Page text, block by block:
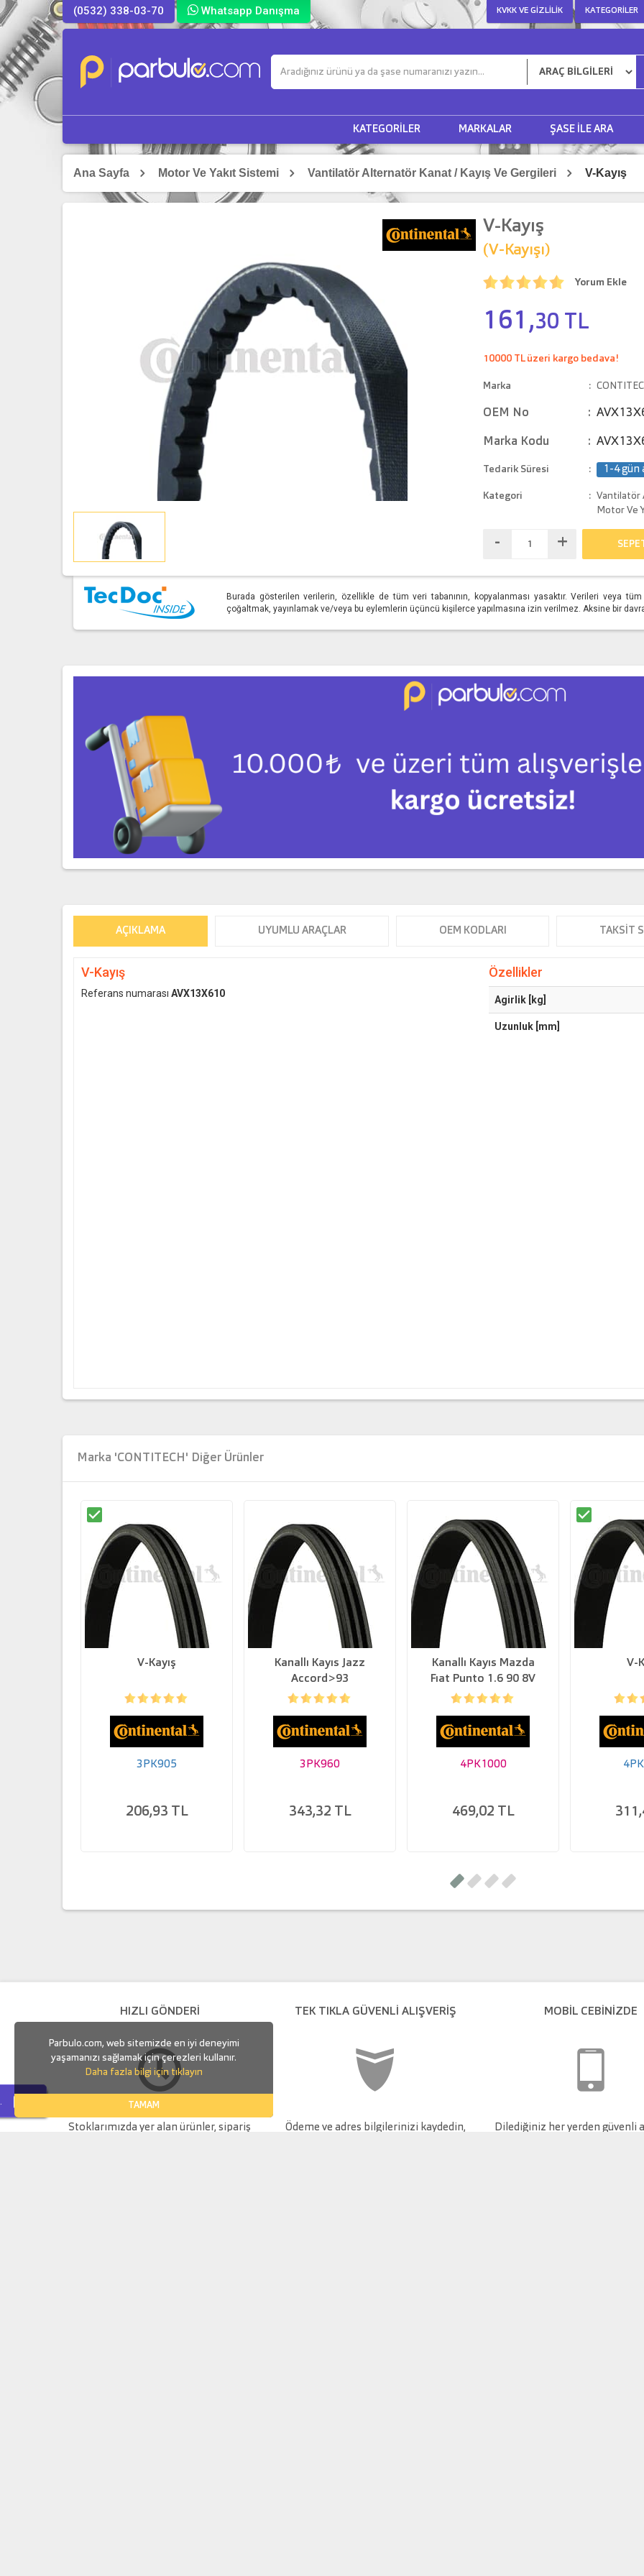
(0532) 338-03-70 Whatsapp Danışma KVKK VE GIZLILIK KATEGORILER
KATEGORILER MARKALAR ŞASE ILE ARA
Ana Sayfa Motor Ve Yakıt Sistemi Vantilatör Alternatör Kanat / Kayış Ve Gergileri V-Kayış
V-Kayış
(V-Kayışı)
Yorum Ekle
161,30 TL
10000 TL üzeri kargo bedava!
Marka
OEM No
Marka Kodu
Tedarik Süresi 1-4 gün
Kategori
Vantilatör
Motor Ve
- +
Burada gösterilen verilerin, özellikle de tüm veri tabanının, kopyalanması yasaktır. Verileri veya tüm
çoğaltmak, yayınlamak ve/veya bu eylemlerin üçüncü kişilerce yapılmasına izin verilmez. Aksine bir
AÇIKLAMA UYUMLU ARAÇLAR OEM KODLARI TAKSIT
V-Kayış
Referans numarası AVX13X610
Özellikler
Agirlik [kg]
Uzunluk [mm]
Marka 'CONTITECH' Diğer Ürünler
V-Kayış
3PK905
206,93 TL
Kanallı Kayıs Jazz
Accord>93
3PK960
343,32 TL
Kanallı Kayıs Mazda
Fıat Punto 1.6 90 8V
(94 97) Ford Honda
Suzukı Jaguar 48365
4PK1000
469,02 TL
V-
HIZLI GÖNDERİ
Stoklarımızda yer alan ürünler, sipariş
TEK TIKLA GÜVENLI ALIŞVERIŞ
Ödeme ve adres bilgilerinizi kaydedin,
MOBİL CEBİNİZDE
Dilediğiniz her yerden güvenli
Parbulo.com, web sitemizde en iyi deneyimi
yaşamanızı sağlamak için çerezleri kullanır.
Daha fazla bilgi için tıklayın
TAMAM